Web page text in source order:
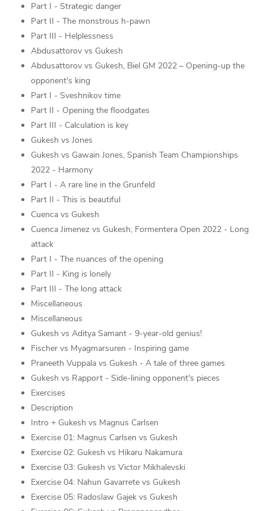
Part I - Strategic danger
Part II - The monstrous h-pawn
Part III - Helplessness
Abdusattorov vs Gukesh
Abdusattorov vs Gukesh, Biel GM 2022 – Opening-up the
opponent's king
Part I - Sveshnikov time
Part II - Opening the floodgates
Part III - Calculation is key
Gukesh vs Jones
Gukesh vs Gawain Jones, Spanish Team Championships
2022 - Harmony
Part I - A rare line in the Grunfeld
Part II - This is beautiful
Cuenca vs Gukesh
Cuenca Jimenez vs Gukesh, Formentera Open 2022 - Long
attack
Part I - The nuances of the opening
Part II - King is lonely
Part III - The long attack
Miscellaneous
Miscellaneous
Gukesh vs Aditya Samant - 9-year-old genius!
Fischer vs Myagmarsuren - Inspiring game
Praneeth Vuppala vs Gukesh - A tale of three games
Gukesh vs Rapport - Side-lining opponent's pieces
Exercises
Description
Intro + Gukesh vs Magnus Carlsen
Exercise 01: Magnus Carlsen vs Gukesh
Exercise 02: Gukesh vs Hikaru Nakamura
Exercise 03: Gukesh vs Victor Mikhalevski
Exercise 04: Nahun Gavarrete vs Gukesh
Exercise 05: Radoslaw Gajek vs Gukesh